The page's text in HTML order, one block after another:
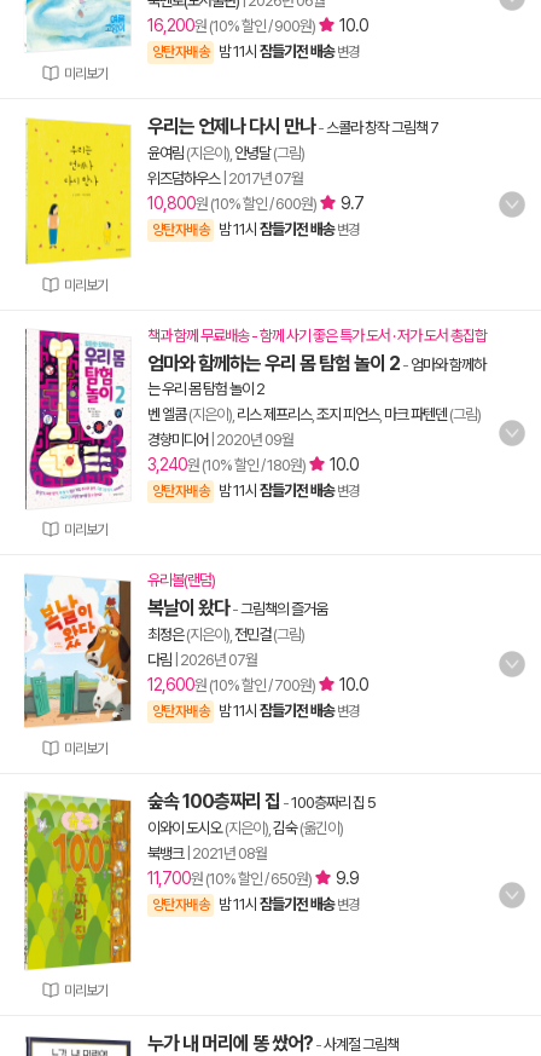
미리보기
16,200원 (10% 할인 / 900원) 10.0
양탄자배송 밤 11시 잠들기전 배송 변경
미리보기
우리는 언제나 다시 만나-스콜라 창작 그림책 7
윤여림 (지은이), 안녕달(그림)
위즈덤하우스| 2017년 07월
10,800원 (10% 할인 / 600원) 9.7
양탄자배송 밤 11시 잠들기전 배송 변경
미리보기
책과 함께 무료배송 - 함께 사기 좋은 특가 도서 · 저가 도서 총집합
엄마와 함께하는 우리 몸 탐험 놀이 2 - 엄마와 함께하
는 우리 몸 탐험 놀이 2
벤 엘콤(지은이), 리스 제프리스, 조지 피언스, 마크 파텐덴 (그림)
경향미디어 2020년 09월
3,240원 (10% 할인 / 180원) 10.0
양탄자배송 밤 11시 잠들기전 배송 변경
미리보기
유리볼(랜덤)
복날이 왔다-그림책의 즐거움
최정은(지은이), 전민걸(그림)
다림 2026년 07월
12,600원 (10% 할인 / 700원) 10.0
양탄자배송 밤 11시 잠들기전 배송 변경
미리보기
숲속 100층짜리 집 -100층짜리 집 5
이와이 도시오(지은이), 김숙(옮긴이)
북뱅크| 2021년 08월
11,700원 (10% 할인 / 650원) 9.9
양탄자배송 밤 11시 잠들기전 배송 변경
누가 내 머리에 똥 쌌어? -사계절 그림책